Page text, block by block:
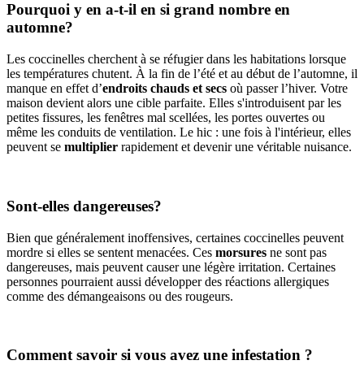
Pourquoi y en a-t-il en si grand nombre en
automne?
Les coccinelles cherchent à se réfugier dans les habitations lorsque
les températures chutent. À la fin de l’été et au début de l’automne, il
manque en effet d’endroits chauds et secs où passer l’hiver. Votre
maison devient alors une cible parfaite. Elles s'introduisent par les
petites fissures, les fenêtres mal scellées, les portes ouvertes ou
même les conduits de ventilation. Le hic : une fois à l'intérieur, elles
peuvent se multiplier rapidement et devenir une véritable nuisance.
Sont-elles dangereuses?
Bien que généralement inoffensives, certaines coccinelles peuvent
mordre si elles se sentent menacées. Ces morsures ne sont pas
dangereuses, mais peuvent causer une légère irritation. Certaines
personnes pourraient aussi développer des réactions allergiques
comme des démangeaisons ou des rougeurs.
Comment savoir si vous avez une infestation ?